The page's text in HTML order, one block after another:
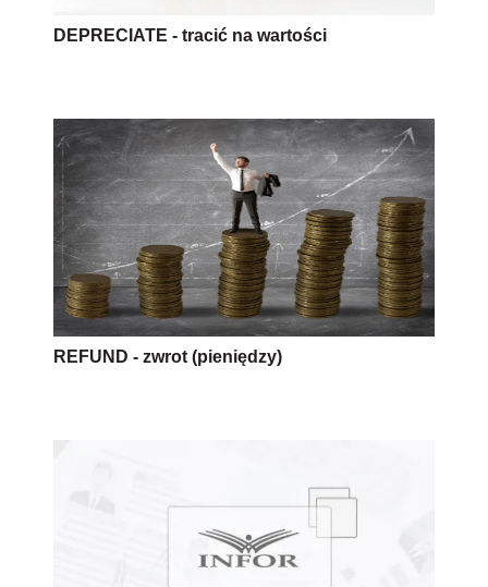
DEPRECIATE - tracić na wartości
REFUND - zwrot (pieniędzy)